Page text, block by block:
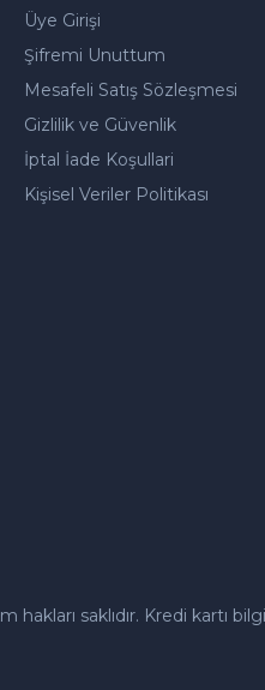
Üye Girişi
Şifremi Unuttum
Mesafeli Satış Sözleşmesi
Gizlilik ve Güvenlik
İptal İade Koşullari
Kişisel Veriler Politikası
saklıdır. Kredi kartı